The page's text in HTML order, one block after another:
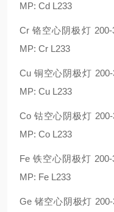
MP: Cd L233
Cr 铬空心阴极灯 200-
MP: Cr L233
Cu 铜空心阴极灯
MP: Cu L233
Co 钴空心阴极灯
MP: Co L233
Fe 铁空心阴极灯 200-
MP: Fe L233
Ge 锗空心阴极灯